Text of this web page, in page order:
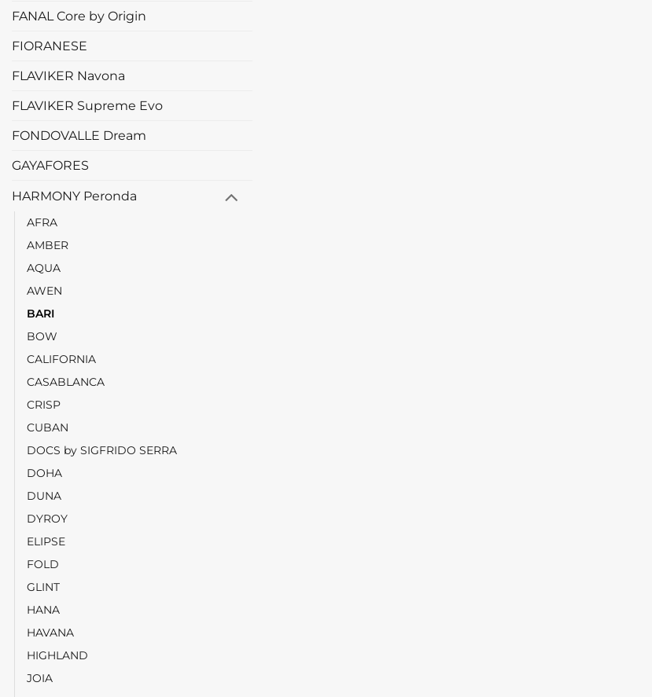
FANAL Core by Origin
FIORANESE
FLAVIKER Navona
FLAVIKER Supreme Evo
FONDOVALLE Dream
GAYAFORES
HARMONY Peronda
AFRA
AMBER
AQUA
AWEN
BARI
BOW
CALIFORNIA
CASABLANCA
CRISP
CUBAN
DOCS by SIGFRIDO SERRA
DOHA
DUNA
DYROY
ELIPSE
FOLD
GLINT
HANA
HAVANA
HIGHLAND
JOIA